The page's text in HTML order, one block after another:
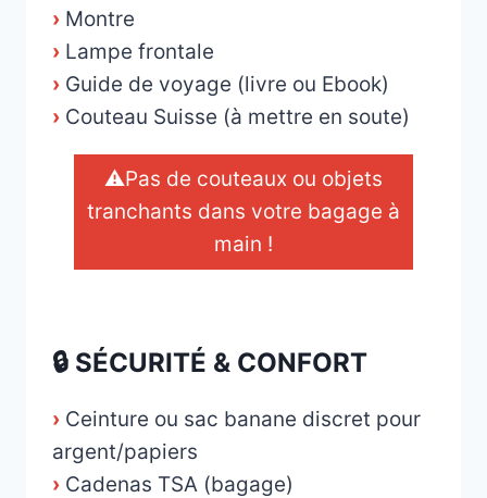
› Montre
› Lampe frontale
› Guide de voyage (livre ou Ebook)
› Couteau Suisse (à mettre en soute)
⚠️Pas de couteaux ou objets
tranchants dans votre bagage à
main !
🔒 SÉCURITÉ & CONFORT
› Ceinture ou sac banane discret pour
argent/papiers
› Cadenas TSA (bagage)